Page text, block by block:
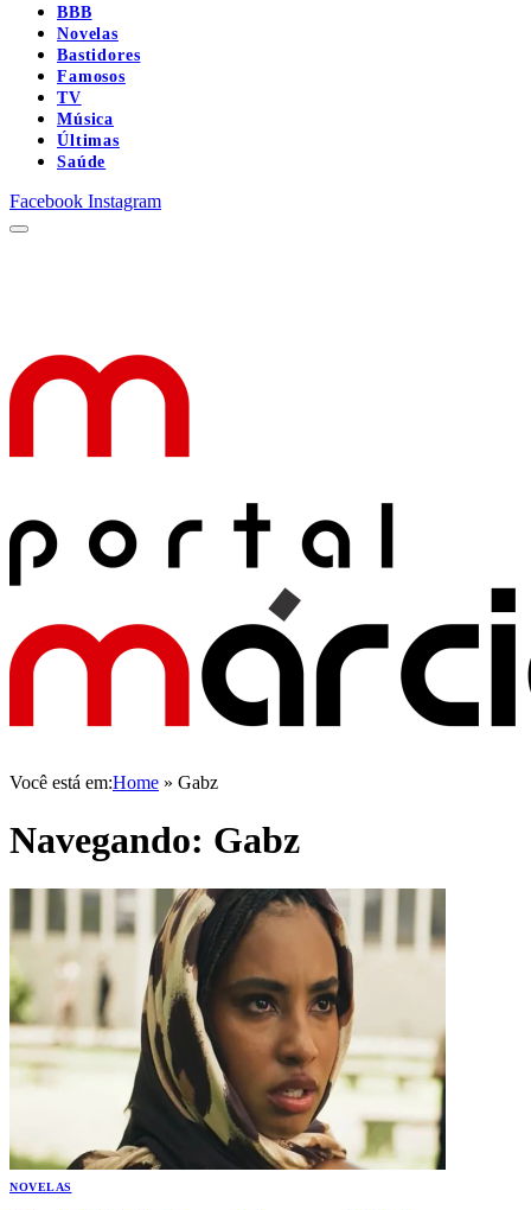
BBB
Novelas
Bastidores
Famosos
TV
Música
Últimas
Saúde
Facebook Instagram
Você está em:Home » Gabz
Navegando: Gabz
NOVELAS